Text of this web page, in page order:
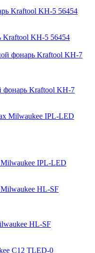
Kraftool KH-5 56454
фонарь Kraftool KH-7
IPL-LED
HL-SF